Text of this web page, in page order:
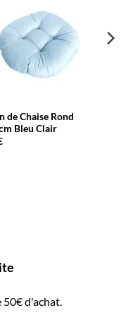
de Chaise Rond
Bleu Clair
d'achat.